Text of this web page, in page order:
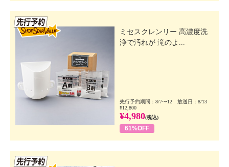
ミセスクレンリー 高濃度洗
浄で汚れが 滝のよ...
先行予約期間：8/7〜12 放送日：8/13
¥12,800
¥4,980(税込)
61%OFF